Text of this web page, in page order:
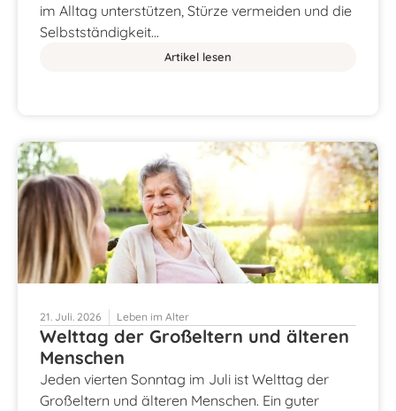
im Alltag unterstützen, Stürze vermeiden und die
Selbstständigkeit…
Artikel lesen
21. Juli. 2026 Leben im Alter
Welttag der Großeltern und älteren
Menschen
Jeden vierten Sonntag im Juli ist Welttag der
Großeltern und älteren Menschen. Ein guter